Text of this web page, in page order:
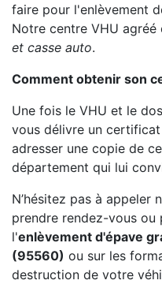
faire pour l'enlèvement
Notre centre VHU agréé
et casse auto.
Comment obtenir son
Une fois le VHU et le
vous délivre un
adresser une copie de
département qui lui
N’hésitez pas à appeler
prendre rendez-vous
l'enlèvement d'épave
(95560) ou sur les
destruction de votre